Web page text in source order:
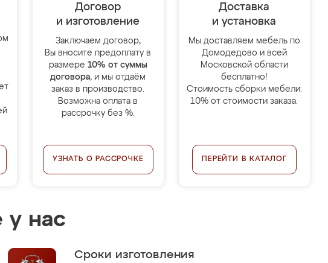
Договор
и изготовление
Заключаем договор,
Вы вносите предоплату в
размере 10% от суммы
договора, и мы отдаём
заказ в производство.
Возможна оплата в
рассрочку без %.
УЗНАТЬ О РАССРОЧКЕ
Доставка
и установка
Мы доставляем мебель по
Домодедово и всей
Московской области
бесплатно!
Стоимость сборки мебели:
10% от стоимости заказа.
ПЕРЕЙТИ В КАТАЛОГ
у нас
Сроки изготовления